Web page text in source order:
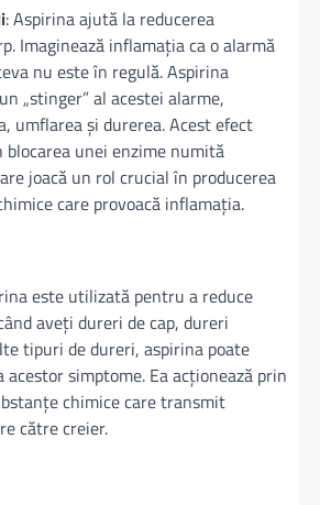
: Aspirina ajută la reducerea
Imaginează inflamația ca o alarmă
nu este în regulă. Aspirina
„stinger” al acestei alarme,
umflarea și durerea. Acest efect
unei enzime numită
joacă un rol crucial în producerea
care provoacă inflamația.
este utilizată pentru a reduce
aveți dureri de cap, dureri
tipuri de dureri, aspirina poate
simptome. Ea acționează prin
chimice care transmit
către creier.